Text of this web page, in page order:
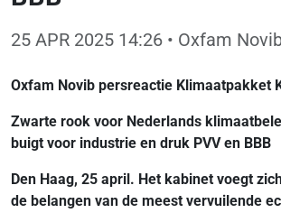
25 APR 2025 14:26 • Oxfam
Oxfam Novib persreactie Klimaatpakket
Zwarte rook voor Nederlands
buigt voor industrie en druk PVV en BBB
Den Haag, 25 april. Het kabinet voegt
de belangen van de meest vervuilende